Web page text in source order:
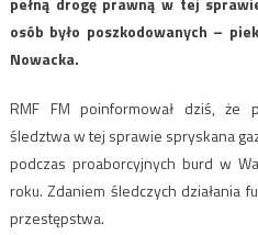
osób było poszkodowanych –
Nowacka.
RMF FM poinformował dziś, że
śledztwa w tej sprawie spryskana
podczas proaborcyjnych burd w
roku. Zdaniem śledczych działania
przestępstwa.